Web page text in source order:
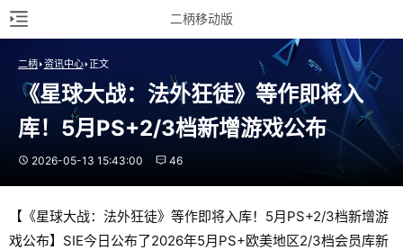
二柄移动版
二柄 资讯中心 正文
《星球大战：法外狂徒》等作即将入
库！5月PS+2/3档新增游戏公布
2026-05-13 15:43:00 46
【《星球大战：法外狂徒》等作即将入库！5月PS+2/3档新增游
戏公布】SIE今日公布了2026年5月PS+欧美地区2/3档会员库新